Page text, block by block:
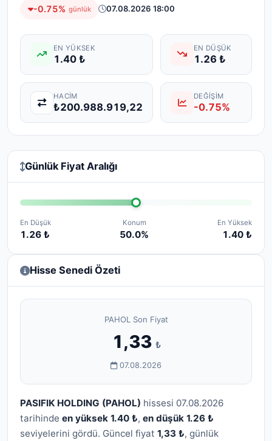
-0.75% günlük 07.08.2026 18:00
EN YÜKSEK
1.40 ₺
EN DÜŞÜK
1.26 ₺
HACIM
₺200.988.919,22
DEĞIŞIM
-0.75%
Günlük Fiyat Aralığı
En Düşük
1.26 ₺
Konum
50.0%
En Yüksek
1.40 ₺
Hisse Senedi Özeti
PAHOL Son Fiyat
1,33 ₺
07.08.2026
PASIFIK HOLDING (PAHOL) hissesi 07.08.2026
tarihinde en yüksek 1.40 ₺, en düşük 1.26 ₺
seviyelerini gördü. Güncel fiyat 1,33 ₺, günlük